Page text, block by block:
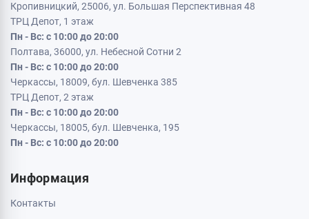
Кропивницкий, 25006, ул. Большая Перспективная 48
ТРЦ Депот, 1 этаж
Пн - Вс: с 10:00 до 20:00
Полтава, 36000, ул. Небесной Сотни 2
Пн - Вс: с 10:00 до 20:00
Черкассы, 18009, бул. Шевченка 385
ТРЦ Депот, 2 этаж
Пн - Вс: с 10:00 до 20:00
Черкассы, 18005, бул. Шевченка, 195
Пн - Вс: с 10:00 до 20:00
Информация
Контакты